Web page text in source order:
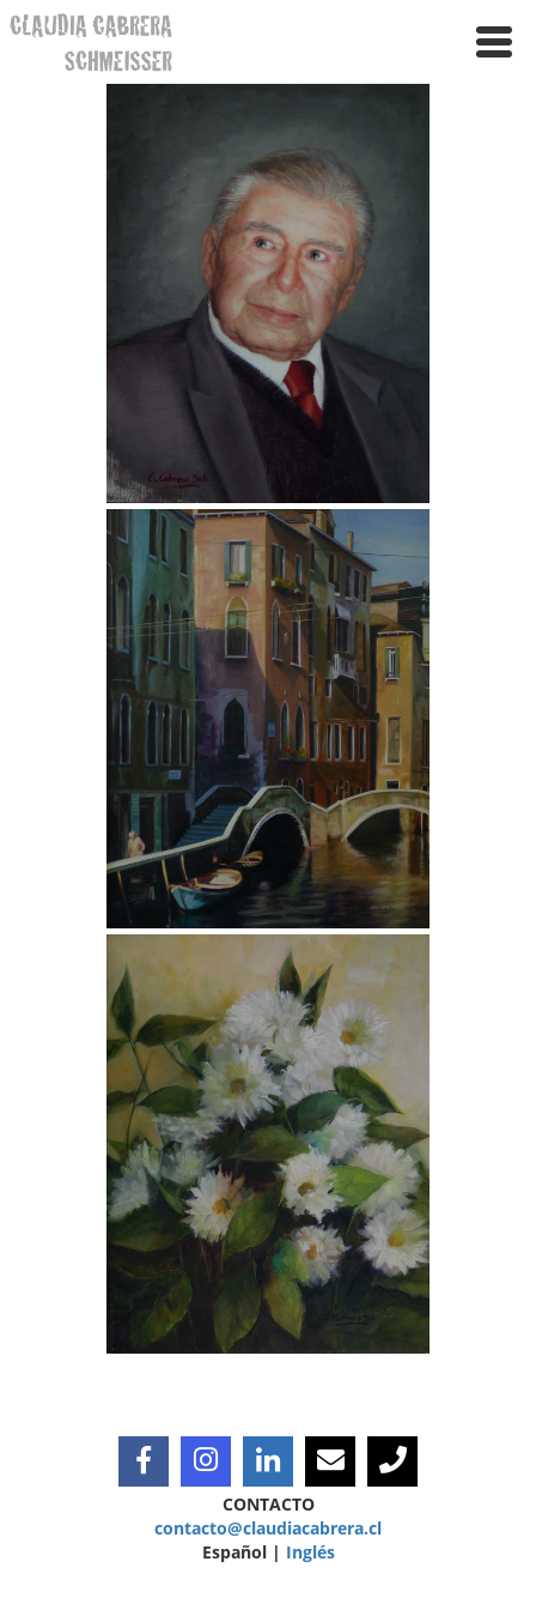
TRAYECTORIA
RETRATOS
PAISAJES
FLORES
CONTACTO
CONTACTO
contacto@claudiacabrera.cl
Español | Inglés